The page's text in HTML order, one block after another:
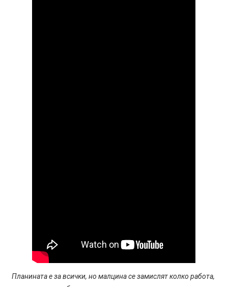
Планината е за всички, но малцина се замислят колко работа,